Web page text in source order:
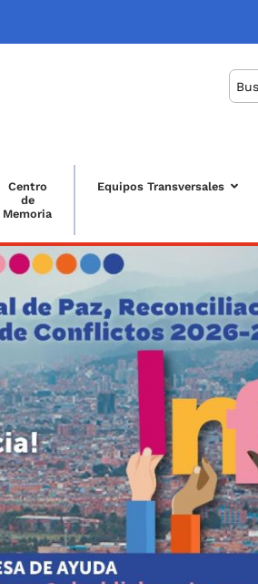
Centro
de
Memoria
Equipos Transversales